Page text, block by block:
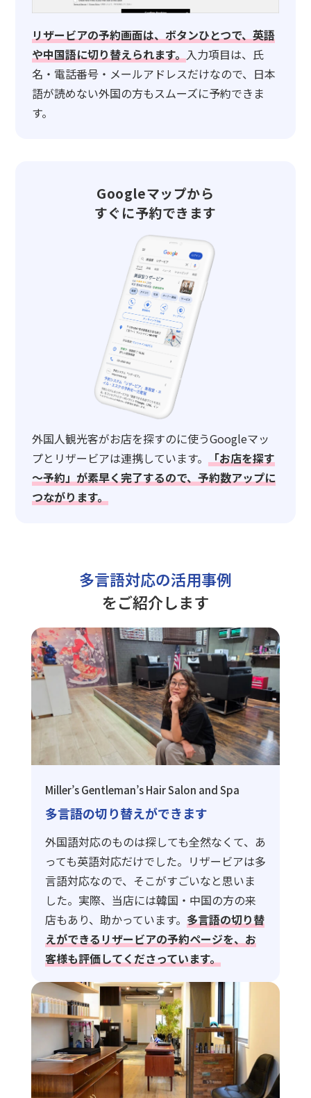
リザービアの予約画面は、ボタンひとつで、英語
や中国語に切り替えられます。入力項目は、氏
名・電話番号・メールアドレスだけなので、日本
語が読めない外国の方もスムーズに予約できま
す。
Googleマップから
すぐに予約できます
外国人観光客がお店を探すのに使うGoogleマッ
プとリザービアは連携しています。「お店を探す
～予約」が素早く完了するので、予約数アップに
つながります。
多言語対応の活用事例
をご紹介します
Miller’s Gentleman’s Hair Salon and Spa
多言語の切り替えができます
外国語対応のものは探しても全然なくて、あ
っても英語対応だけでした。リザービアは多
言語対応なので、そこがすごいなと思いま
した。実際、当店には韓国・中国の方の来
店もあり、助かっています。 多言語の切り替
えができるリザービアの予約ページを、お
客様も評価してくださっています。